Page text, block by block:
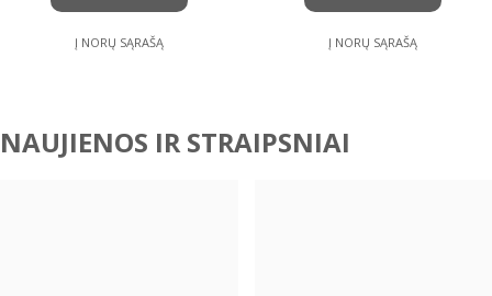
Į NORŲ SĄRAŠĄ Į NORŲ SĄRAŠĄ
NAUJIENOS IR STRAIPSNIAI